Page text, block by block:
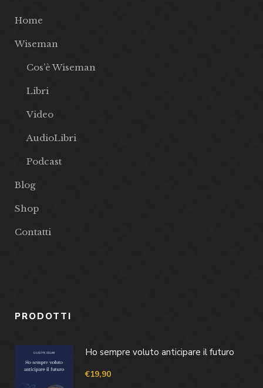
Home
Wiseman
Cos’è Wiseman
Libri
Video
AudioLibri
Podcast
Blog
Shop
Contatti
PRODOTTI
Ho sempre voluto anticipare il futuro
€19,90